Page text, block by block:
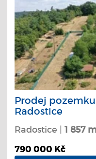
Prodej pozemku
Radostice
Radostice | 1 857
790 000 Kč